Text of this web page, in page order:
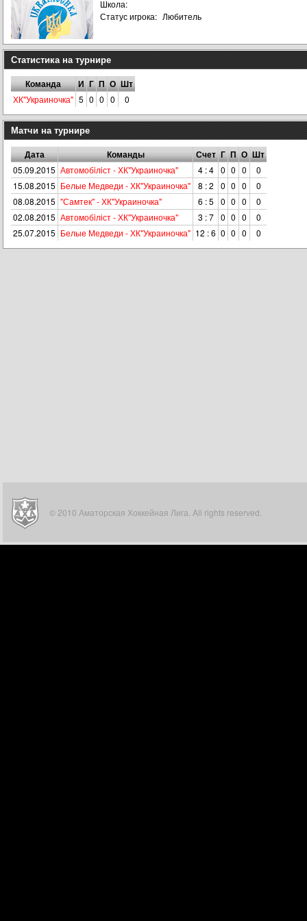
Школа:
Статус игрока: Любитель
Статистика на турнире
Команда И Г П О Шт
ХК"Украиночка" 5 0 0 0 0
Матчи на турнире
Дата Команды Счет Г П О Шт
05.09.2015 Автомобiлiст - ХК"Украиночка" 4 : 4 0 0 0
0
15.08.2015 Белые Медведи - ХК"Украиночка" 8 : 2 0 0 0
0
08.08.2015 "Самтек" - ХК"Украиночка" 6 : 5 0 0 0
0
02.08.2015 Автомобiлiст - ХК"Украиночка" 3 : 7 0 0 0
0
25.07.2015 Белые Медведи - ХК"Украиночка" 12 : 6 0 0 0 0
© 2010 Аматорская Хоккейная Лига. All rights reserved.